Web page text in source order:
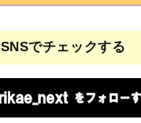
SNSでチェックする